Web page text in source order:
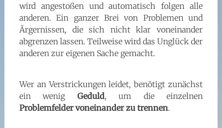
wird angestoßen und automatisch folgen alle
anderen. Ein ganzer Brei von Problemen und
Ärgernissen, die sich nicht klar voneinander
abgrenzen lassen. Teilweise wird das Unglück der
anderen zur eigenen Sache gemacht.
Wer an Verstrickungen leidet, benötigt zunächst
ein wenig Geduld, um die einzelnen
Problemfelder voneinander zu trennen.